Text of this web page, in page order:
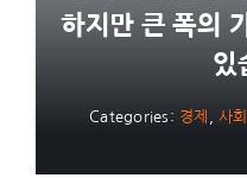
하지만 큰 폭의
있
Categories: 경제 사회